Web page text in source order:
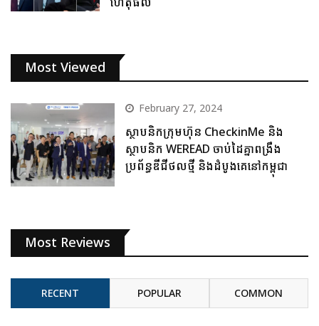
Most Viewed
February 27, 2024
ស្ថាបនិកក្រុមហ៊ុន CheckinMe និង
ស្ថាបនិក WEREAD ចាប់ដៃគ្នាពង្រឹង
ប្រព័ន្ធឌីជីថលថ្មី និងដំបូងគេនៅកម្ពុជា
Most Reviews
RECENT POPULAR COMMON